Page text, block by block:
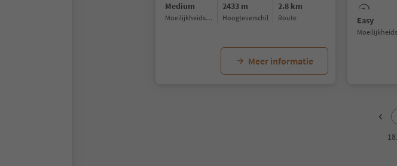
Medium
Moeilijkheidsgraad
2433 m
Hoogteverschil
2.8 km
Route
Meer informatie
Easy
Moeilijkheidsgraad